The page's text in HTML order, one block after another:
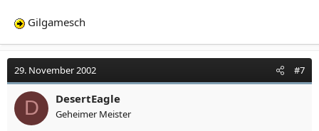
Gilgamesch
29. November 2002 #7
D DesertEagle
Geheimer Meister